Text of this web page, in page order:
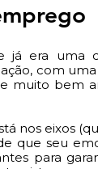
era uma
com
muito bem
nos eixos
que seu
para